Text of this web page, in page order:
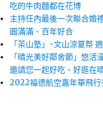
吃的牛肉麵都在花博
主持任內最後一次聯合婚
圓滿滿、百年好合
「茶山塾」-文山涼夏祭
「晴光美好鄰舍節」悠
邀請您一起好吃、好逛在
2022福德航空嘉年華飛行